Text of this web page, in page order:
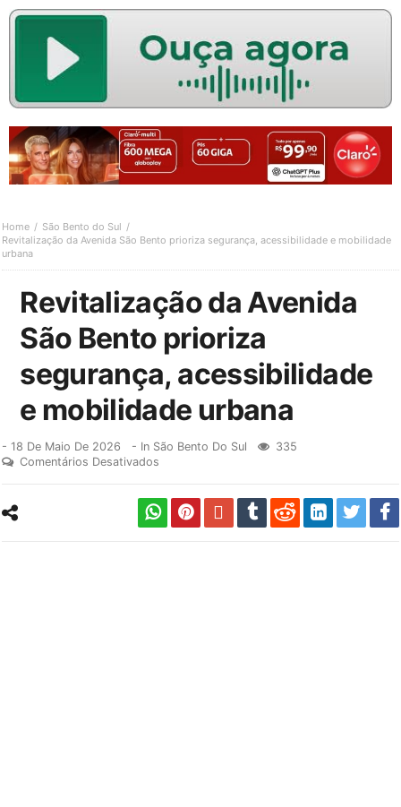
Home
São Bento do Sul
Revitalização da Avenida São Bento prioriza segurança, acessibilidade e mobilidade
urbana
Revitalização da Avenida
São Bento prioriza
segurança, acessibilidade
e mobilidade urbana
-18 De Maio De 2026 - In São Bento Do Sul
335
Comentários Desativados